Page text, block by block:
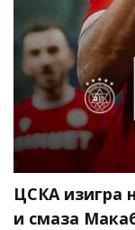
ЦСКА изигра
и смаза